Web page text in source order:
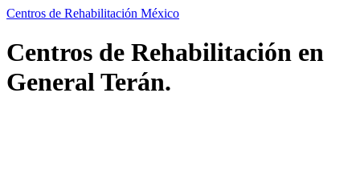
Centros de Rehabilitación México
Centros de Rehabilitación en
General Terán.